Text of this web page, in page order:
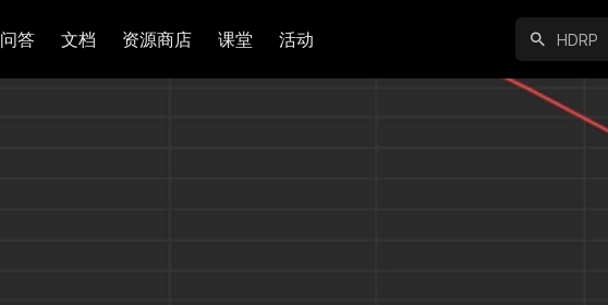
问答 文档 资源商店 课堂 活动